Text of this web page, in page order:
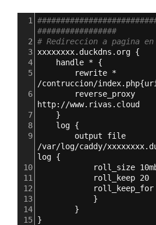
1
#################
2 # Redireccion a pagina
3 xxxxxxxx.duckdns.org {
4
handle * {
5
rewrite *
/contruccion/index.php{uri
6
reverse_proxy
http://www.rivas.cloud
7
}
8
log {
9
output file
/var/log/caddy/
log {
10
roll_size
11
roll_keep 20
12
roll_keep_for
13
}
14
}
15 }